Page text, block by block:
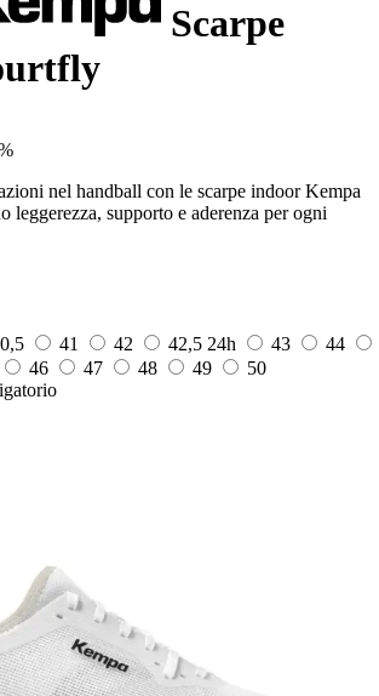
Scarpe
nel handball con le scarpe indoor Kempa
leggerezza, supporto e aderenza per ogni
41 42 42,5 24h 43
44
46 47 48 49
50